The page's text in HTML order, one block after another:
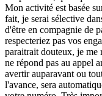
Mon activité est basée
fait, je serai sélective
d'être en compagnie de
respecteriez pas vos
paraitrait douteux, je me
ne répond pas au appel
avertir auparavant ou
l'avance, sera